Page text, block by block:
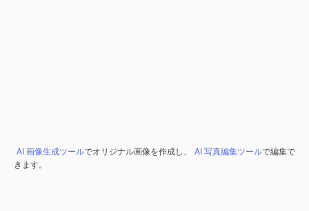
AI 画像生成ツールでオリジナル画像を作成し、 AI 写真編集ツールで編集で
きます。